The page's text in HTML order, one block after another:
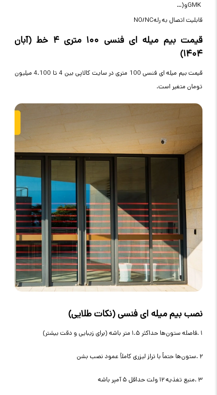
GMKو…)
قابلیت اتصال به رلهNO/NC
قیمت بیم میله‌ ای فنسی ۱۰۰ متری ۴ خط (آبان
۱۴۰۴)
قیمت بیم میله ای فنسی 100 متری در سایت کالاپی بین 4 تا 4.100 میلیون
تومان متغیر است.
نصب بیم میله‌ ای فنسی (نکات طلایی)
۱ .فاصله ستون‌ها حداکثر ۱.۵ متر باشه (برای زیبایی و دقت بیشتر)
۲ .ستون‌ها حتماً با تراز لیزری کاملاً عمود نصب بشن
۳ .منبع تغذیه ۱۲ ولت حداقل ۵ آمپر باشه